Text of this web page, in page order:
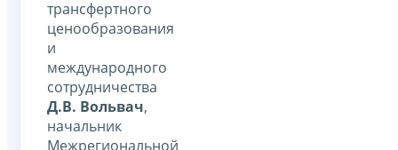
трансфертного
ценообразования
и
международного
сотрудничества
Д.В. Вольвач,
начальник
Межрегиональной